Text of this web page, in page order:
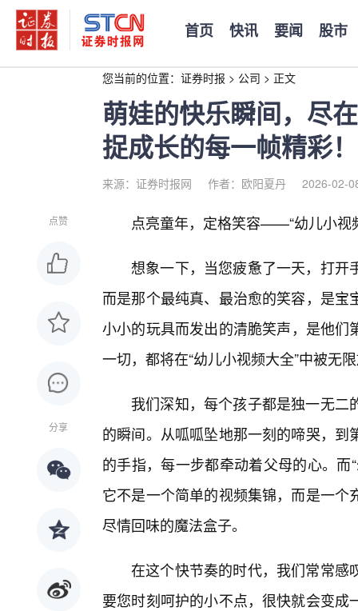
首页 快讯 要闻 股市
您当前的位置： 证券时报 > 公司 > 正文
萌娃的快乐瞬间，尽
捉成长的每一帧精彩！
来源：证券时报网 作者：欧阳夏丹 2026-02-
点赞
分享
点亮童年，定格笑容——“幼儿小视
想象一下，当您疲惫了一天，打开
而是那个最纯真、最治愈的笑容，是
小小的玩具而发出的清脆笑声，是他
一切，都将在“幼儿小视频大全”中被无
我们深知，每个孩子都是独一无
的瞬间。从呱呱坠地那一刻的啼哭，
的手指，每一步都牵动着父母的心。
它不是一个简单的视频集锦，而是一
尽情回味的魔法盒子。
在这个快节奏的时代，我们常常感
要您时刻呵护的小不点，很快就会变